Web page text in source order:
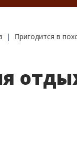
Пригодится в